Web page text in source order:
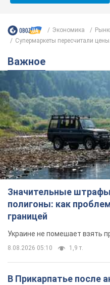
Экономика
Супермаркеты пересчитали цены...
Важное
Значительные
полигоны: как
границей
Украине не помешает взять
8.08.2026 05:10 1,9 т.
В Прикарпатье после